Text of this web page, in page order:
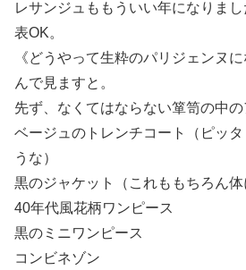
レサンジュももういい年になりま
表OK。
《どうやって生粋のパリジェンヌ
んで見ますと。
先ず、なくてはならない箪笥の中の
ベージュのトレンチコート（ピッ
うな）
黒のジャケット（これももちろん体
40年代風花柄ワンピース
黒のミニワンピース
コンビネゾン